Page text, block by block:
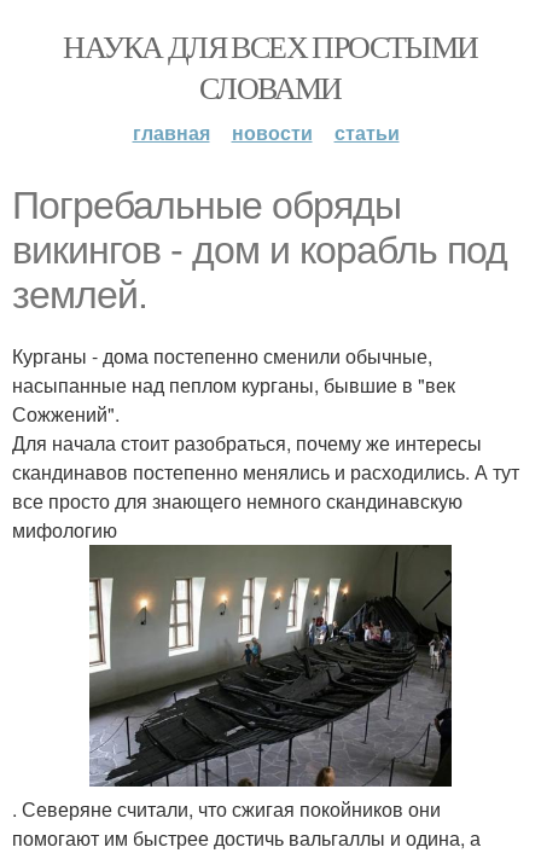
НАУКА ДЛЯ ВСЕХ ПРОСТЫМИ
СЛОВАМИ
главная новости статьи
Погребальные обряды
викингов - дом и корабль под
землей.
Курганы - дома постепенно сменили обычные,
насыпанные над пеплом курганы, бывшие в "век
Сожжений".
Для начала стоит разобраться, почему же интересы
скандинавов постепенно менялись и расходились. А тут
все просто для знающего немного скандинавскую
мифологию
. Северяне считали, что сжигая покойников они
помогают им быстрее достичь вальгаллы и одина, а